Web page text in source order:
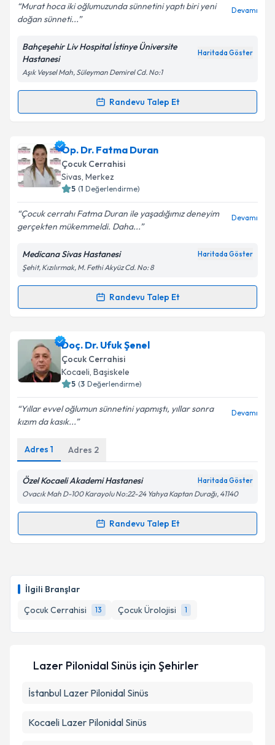
İlgili Branşlar
Çocuk Cerrahisi
13 Çocuk Ürolojisi 1
Kişisel verilerimin işlenmesine ilişkin
Aydınlatma
Metni
kapsamda işlenmesini kabul ediyorum.
Takvim Talebini Gönder
Murat hoca iki oğlumuzunda sünnetini yaptı biri yeni
doğan sünneti...
Devamı
Bahçeşehir Liv Hospital İstinye Üniversite
Hastanesi
Haritada Göster
Aşık Veysel Mah, Süleyman Demirel Cd. No:1
Randevu Talep Et
Randevu Takvimi Talebi
Op. Dr. Murat Çakar için randevu takvimi talebi
oluşturun. Size bu uzmandan randevu almanız için bir
takvim hazırlandığında e-posta ile bilgilendireceğiz.
Kişisel verilerimin işlenmesine ilişkin
Aydınlatma
Metni'ni okudum ve kişisel verilerimin belirtilen
kapsamda işlenmesini kabul ediyorum.
Op. Dr. Fatma Duran
Çocuk Cerrahisi
Sivas, Merkez
5 (1 Değerlendirme)
Çocuk cerrahı Fatma Duran ile yaşadığımız deneyim
gerçekten mükemmeldi. Daha...
Devamı
Medicana Sivas Hastanesi Haritada Göster
Şehit, Kızılırmak, M. Fethi Akyüz Cd. No: 8
Randevu Talep Et
Randevu Takvimi Talebi
Op. Dr. Fatma Duraniçin randevu takvimi talebi
oluşturun. Size bu uzmandan randevu almanız için bir
takvim hazırlandığında e-posta ile bilgilendireceğiz.
Kişisel verilerimin işlenmesine ilişkin
Metni'ni okudum ve kişisel verilerimin belirtilen
kapsamda işlenmesini kabul ediyorum.
Takvim Talebini Gönder
Doç. Dr. Ufuk Şenel
Çocuk Cerrahisi
Kocaeli, Başiskele
5 (3 Değerlendirme)
Yıllar evvel oğlumun sünnetini yapmıştı, yıllar sonra
kızım da kasık...
Devamı
Adres 1 Adres 2
Özel Kocaeli Akademi Hastanesi Haritada Göster
Ovacık Mah D-100 Karayolu No:22-24 Yahya Kaptan Durağı, 41140
Randevu Talep Et
Randevu Takvimi Talebi
takvim hazırlandığında e-posta ile bilgilendireceğiz.
E-posta Adresiniz
Metni'ni okudum ve kişisel verilerimin belirtilen
Lazer Pilonidal Sinüs için Şehirler
İstanbul Lazer Pilonidal Sinüs
Kocaeli Lazer Pilonidal Sinüs